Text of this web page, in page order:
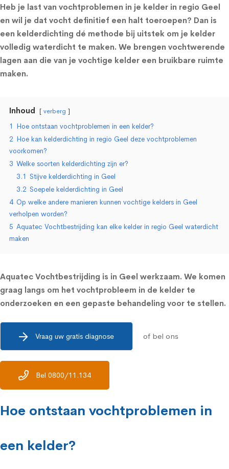
Heb je last van vochtproblemen in je kelder in regio Geel
en wil je dat vocht definitief een halt toeroepen? Dan is
een kelderdichting dé methode bij uitstek om je kelder
volledig waterdicht te maken. We brengen vochtwerende
lagen aan die van je vochtige kelder een bruikbare ruimte
maken.
Inhoud verberg
1 Hoe ontstaan vochtproblemen in een kelder?
2 Hoe kan kelderdichting in regio Geel deze vochtproblemen
voorkomen?
3 Welke soorten kelderdichting zijn er?
3.1 Stijve kelderdichting in Geel
3.2 Soepele kelderdichting in Geel
4 Op welke andere manieren kunnen vochtige kelders in Geel
verholpen worden?
5 Aquatec Vochtbestrijding kan elke kelder in regio Geel waterdicht
maken
Aquatec Vochtbestrijding is in Geel werkzaam. We komen
graag langs om het vochtprobleem in de kelder te
onderzoeken en een gepaste behandeling voor te stellen.
Vraag uw gratis diagnose of bel ons
Bel 0800/11.134
Hoe ontstaan vochtproblemen in
een kelder?